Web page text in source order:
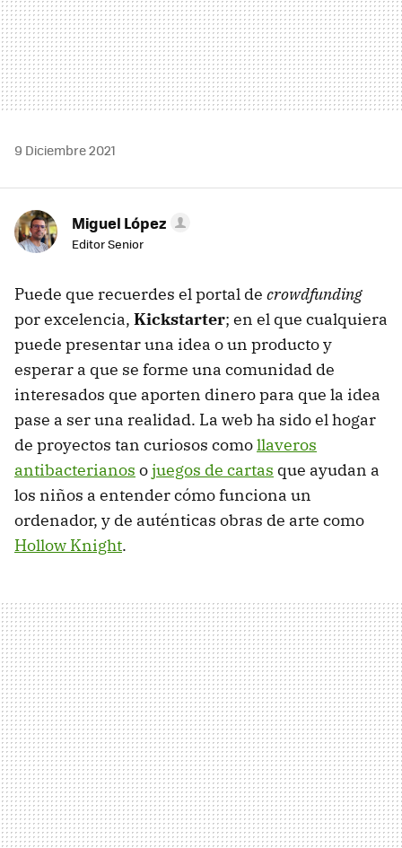
9 Diciembre 2021
Miguel López
Editor Senior
Puede que recuerdes el portal de crowdfunding
por excelencia, Kickstarter; en el que cualquiera
puede presentar una idea o un producto y
esperar a que se forme una comunidad de
interesados que aporten dinero para que la idea
pase a ser una realidad. La web ha sido el hogar
de proyectos tan curiosos comollaveros
antibacterianos ojuegos de cartas que ayudan a
los niños a entender cómo funciona un
ordenador, y de auténticas obras de arte como
Hollow Knight.